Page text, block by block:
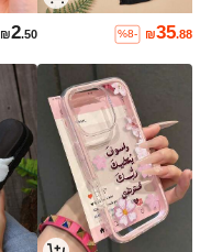
₪35.88
%8-
₪2.50